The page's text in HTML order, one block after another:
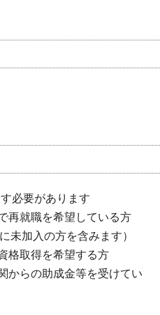
必要があります
再就職を希望している方
未加入の方を含みます）
格取得を希望する方
からの助成金等を受けてい